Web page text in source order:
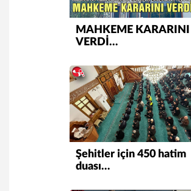
MAHKEME KARARINI
VERDİ…
Şehitler için 450 hatim
duası…